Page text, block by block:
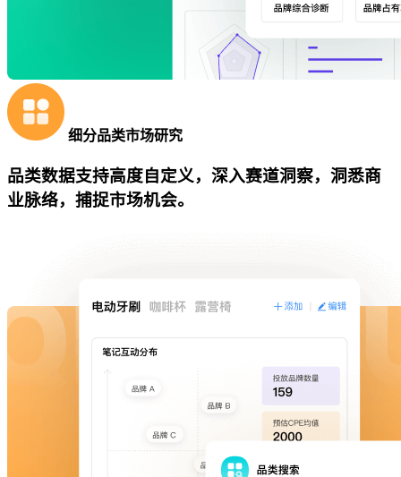
细分品类市场研究
品类数据支持高度自定义，深入赛道洞察，洞悉商
业脉络，捕捉市场机会。